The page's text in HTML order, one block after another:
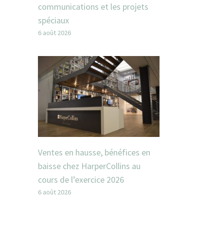
communications et les projets
spéciaux
6 août 2026
Ventes en hausse, bénéfices en
baisse chez HarperCollins au
cours de l’exercice 2026
6 août 2026